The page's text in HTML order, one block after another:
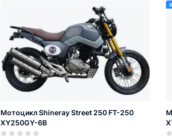
Мотоцикл Shineray Street 250 FT-250
XY250GY-6B